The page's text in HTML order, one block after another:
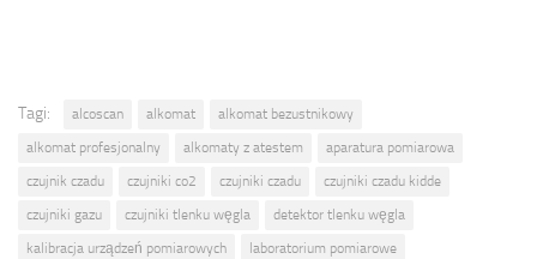
Tagi: alcoscan alkomat
alkomat bezustnikowy
alkomat profesjonalny
alkomaty z atestem
aparatura pomiarowa
czujnik czadu
czujniki co2 czujniki czadu
czujniki czadu kidde
czujniki gazu
czujniki tlenku węgla
detektor tlenku węgla
kalibracja urządzeń pomiarowych
laboratorium pomiarowe